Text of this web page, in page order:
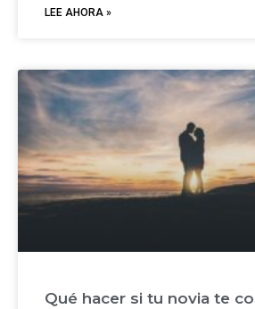
LEE AHORA »
Qué hacer si tu novia te